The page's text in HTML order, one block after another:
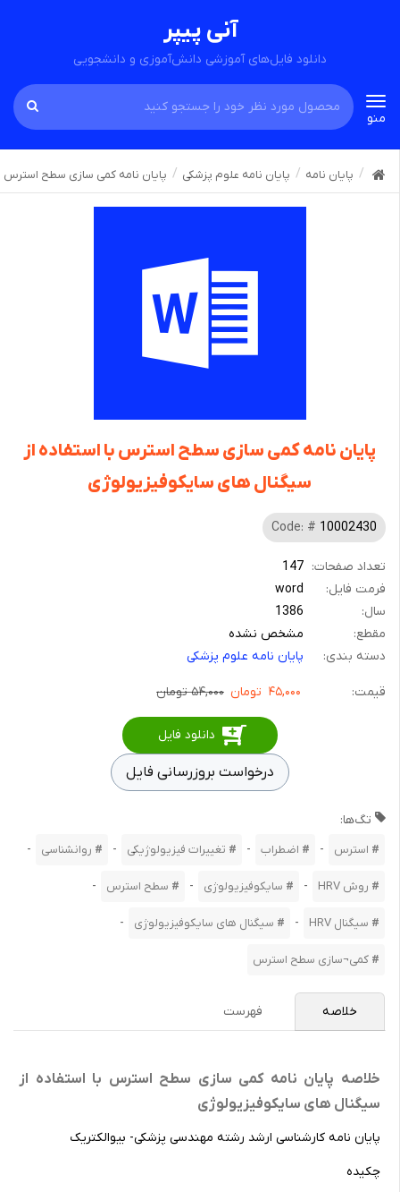
آنی پیپر
دانلود فایل‌های آموزشی دانش‌آموزی و دانشجویی
Toggle
navigation
منو
پایان نامه پایان نامه علوم پزشکی پایان نامه کمی سازی سطح استرس
پایان نامه کمی سازی سطح استرس با استفاده از
سیگنال های سایکوفیزیولوژی
Code: # 10002430
تعداد صفحات: 147
فرمت فایل:
word
سال:
1386
مقطع:
مشخص نشده
دسته بندی:
پایان نامه علوم پزشکی
قیمت: ۴۵,۰۰۰ تومان ۵۴,۰۰۰ تومان
دانلود فایل
درخواست بروزرسانی فایل
تگ‌ها:
استرس - اضطراب - تغییرات فیزیولوژیکی - روانشناسی -
روش HRV - سایکوفیزیولوژی - سطح استرس -
سیگنال HRV - سیگنال های سایکوفیزیولوژی -
کمی¬سازی سطح استرس
خلاصه فهرست
خلاصه پایان نامه کمی سازی سطح استرس با استفاده از
سیگنال های سایکوفیزیولوژی
پایان­ نامه کارشناسی ارشد رشته مهندسی پزشکی- بیوالکتریک
چکیده